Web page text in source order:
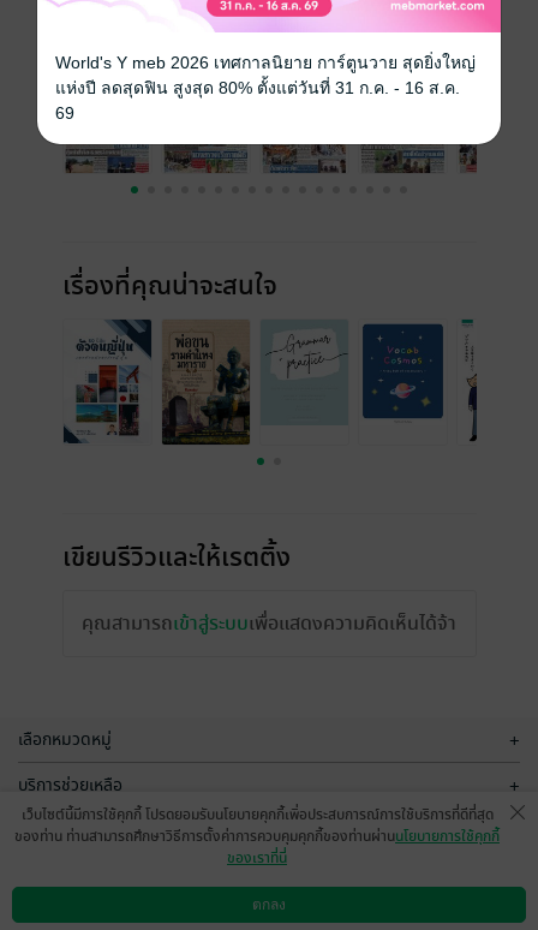
ฉบับย้อนหลัง ดูทั้งหมด
เรื่องที่คุณน่าจะสนใจ
เขียนรีวิวและให้เรตติ้ง
คุณสามารถเข้าสู่ระบบเพื่อแสดงความคิดเห็นได้จ้า
เลือกหมวดหมู่ +
บริการช่วยเหลือ +
เกี่ยวกับเรา
ดาวน์โหลดแอป วิธีการใช้งาน ติดต่อเรา
เว็บไซต์นี้มีการใช้คุกกี้ โปรดยอมรับนโยบายคุกกี้เพื่อประสบการณ์การใช้บริการที่ดีที่สุด
ของท่าน ท่านสามารถศึกษาวิธีการตั้งค่าการควบคุมคุกกี้ของท่านผ่านนโยบายการใช้คุกกี้
ของเราที่นี่
ตกลง
World's Y meb 2026 เทศกาลนิยาย การ์ตูนวาย สุดยิ่งใหญ่
แห่งปี ลดสุดฟิน สูงสุด 80% ตั้งแต่วันที่ 31 ก.ค. - 16 ส.ค.
69